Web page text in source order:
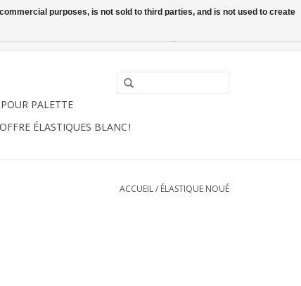
PALETTE
OFFRE ÉLASTIQUES BLANC !
ACCUEIL/ ÉLASTIQUE NOUÉ
purposes, is not sold to third parties, and is not used to create